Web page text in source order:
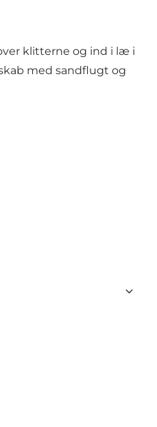
klitterne og ind i læ i
med sandflugt og